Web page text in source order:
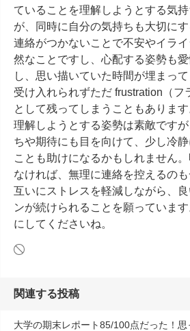
ていることを理解しようとする気
が、同時に自分の気持ちも大切にす
連絡がつかないことで不安やイラ
然なことですし、心配する姿勢も
し、思い描いていた時間が埋まっ
受け入れられずただ frustration（フ
として残ってしまうこともありま
理解しようとする姿勢は素敵です
ちや期待にも目を向けて、少し冷
ことも助けになるかもしれません
なければ、無理に連絡を控えるのも
互いにストレスを軽減しながら、
ンが続けられることを願っていま
にしてくださいね。
関連する投稿
大学の期末レポート85/100点だった！